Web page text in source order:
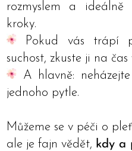
rozmyslem a
kroky.
Pokud vás trápí
suchost, zkuste ji na čas
A hlavně:
jednoho pytle.
Můžeme se v péči o
ale je fajn vědět, kdy a